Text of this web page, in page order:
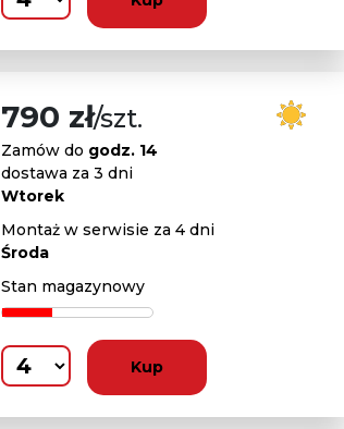
790 zł/szt.
Zamów do godz. 14
dostawa za 3 dni
Wtorek
Montaż w serwisie za 4 dni
Środa
Stan magazynowy
Kup